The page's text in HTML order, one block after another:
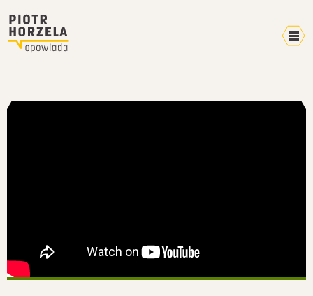
W mediach
O mnie